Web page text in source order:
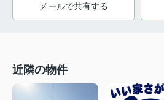
メールで共有する
近隣の物件